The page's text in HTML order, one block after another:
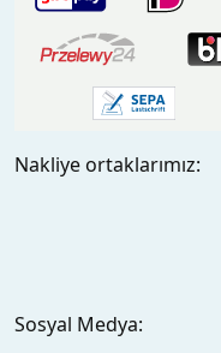
Nakliye ortaklarımız:
Sosyal Medya: